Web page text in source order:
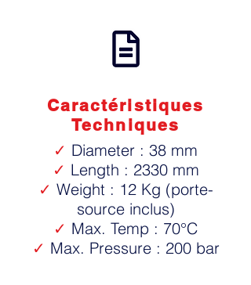
Caractéristiques
Techniques
✓ Diameter : 38 mm
✓ Length : 2330 mm
✓ Weight : 12 Kg (porte-
source inclus)
✓ Max. Temp : 70°C
✓ Max. Pressure : 200 bar